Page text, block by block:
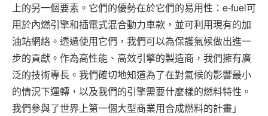
上的另一個要素。它們的優勢在於它們的易用性：e-fuel可
用於內燃引擎和插電式混合動力車款，並可利用現有的加
油站網絡。透過使用它們，我們可以為保護氣候做出進一
步的貢獻。作為高性能、高效引擎的製造商，我們擁有廣
泛的技術專長。我們確切地知道為了在對氣候的影響最小
的情況下運轉，以及我們的引擎需要什麼樣的燃料特性。
我們參與了世界上第一個大型商業用合成燃料的計畫」